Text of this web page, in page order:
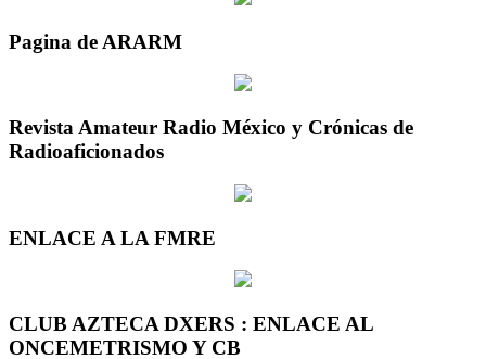
Pagina de ARARM
Revista Amateur Radio México y Crónicas de
Radioaficionados
ENLACE A LA FMRE
CLUB AZTECA DXERS : ENLACE AL
ONCEMETRISMO Y CB